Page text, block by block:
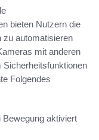
bieten Nutzern die
zu automatisieren
mit anderen
Folgendes
aktiviert